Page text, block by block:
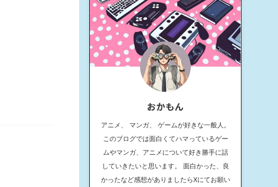
おかもん
アニメ、 マンガ、 ゲームが好きな一般人。
このブログでは面白くてハマっているゲー
ムやマンガ、アニメについて好き勝手に話
していきたいと思います。 面白かった、良
かったなど感想がありましたらXにてお願い